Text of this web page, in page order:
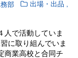
部 出場・出品 ,
人で活動していま
に取り組んでいま
商業高校と合同チ